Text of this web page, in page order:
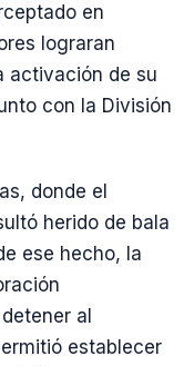
en
lograran
activación de su
con la División
donde el
herido de bala
ese hecho, la
al
establecer